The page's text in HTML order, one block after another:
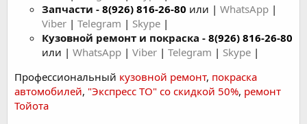
Запчасти - 8(926) 816-26-80 или | WhatsApp |
Viber | Telegram | Skype |
Кузовной ремонт и покраска - 8(926) 816-26-80
или | WhatsApp | Viber | Telegram | Skype |
Профессиональный кузовной ремонт, покраска
автомобилей, "Экспресс ТО" со скидкой 50%, ремонт
Тойота